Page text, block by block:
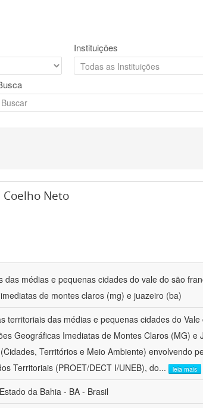
Instituições
Neto
das médias e pequenas cidades do vale do são
de montes claros (mg) e juazeiro (ba)
territoriais das médias e pequenas cidades do
Geográficas Imediatas de Montes Claros (MG) e
Territórios e Meio Ambiente) envolvendo
Territoriais (PROET/DECT I/UNEB), do... leia mais
da Bahia - BA - Brasil